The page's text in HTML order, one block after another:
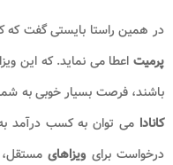
در همین راستا بایستی گفت
پرمیت اعطا می نماید. که این
باشند، فرصت بسیار خوبی به
کانادا می توان به کسب درآمد
درخواست برای ویزاهای مستقل،